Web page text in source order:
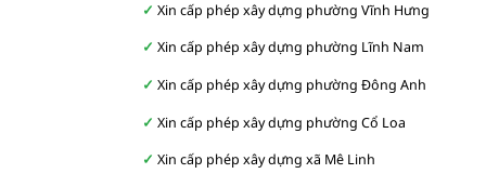
Xin cấp phép xây dựng phường Vĩnh Hưng
Xin cấp phép xây dựng phường Lĩnh Nam
Xin cấp phép xây dựng phường Đông Anh
Xin cấp phép xây dựng phường Cổ Loa
Xin cấp phép xây dựng xã Mê Linh